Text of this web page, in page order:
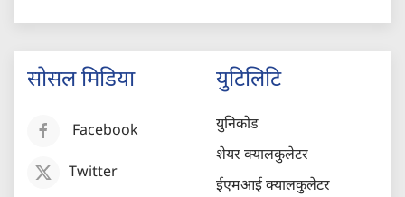
सोसल मिडिया
Facebook
Twitter
युटिलिटि
युनिकोड
शेयर क्यालकुलेटर
ईएमआई क्यालकुलेटर